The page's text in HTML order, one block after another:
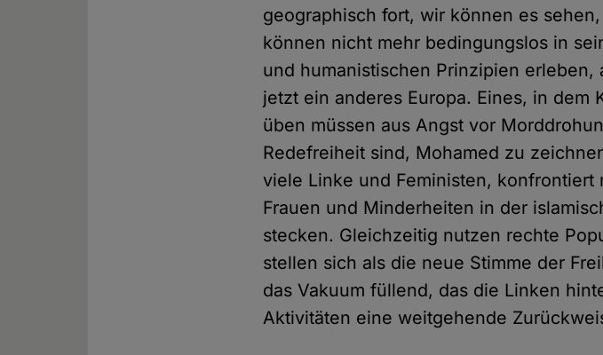
geographisch fort, wir können es
können nicht mehr bedingungslos in
und humanistischen Prinzipien
jetzt ein anderes Europa. Eines, in dem
üben müssen aus Angst vor
Redefreiheit sind, Mohamed zu
viele Linke und Feministen,
Frauen und Minderheiten in der
stecken. Gleichzeitig nutzen rechte
stellen sich als die neue Stimme der
das Vakuum füllend, das die Linken
Aktivitäten eine weitgehende